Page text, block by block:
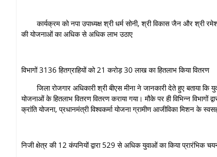
कार्यक्रम को नपा उपाध्यक्ष श्री धर्म सोनी, श्री विकास जैन और श्री
की योजनाओं का अधिक से अधिक लाभ उठाए
विभागों 3136 हितग्राहियों को 21 करोड़ 30 लाख का हितलाभ किया वितरण
जिला रोजगार अधिकारी श्री बीएस मीना ने जानकारी देते हुए बताया
योजनाओं के हितलाभ वितरण वितरण कराया गया। मौके पर ही विभिन्न विभागों
क्रांति योजना, प्रधानमंत्री विश्वकर्मा योजना ग्रामीण आजीविका मिशन के
निजी क्षेत्र की 12 कंपनियों द्वारा 529 से अधिक युवाओं का किया प्रारंभिक